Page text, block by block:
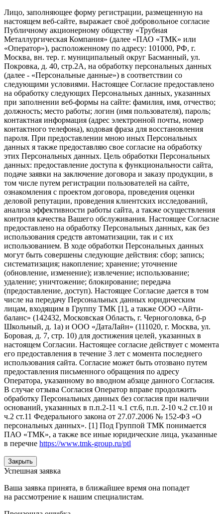
Лицо, заполняющее форму регистрации, размещенную на
настоящем веб-сайте, выражает своё добровольное согласие
Публичному акционерному обществу «Трубная
Металлургическая Компания» (далее «ПАО «ТМК» или
«Оператор»), расположенному по адресу: 101000, РФ, г.
Москва, вн. тер. г. муниципальный округ Басманный, ул.
Покровка, д. 40, стр.2А, на обработку персональных данных
(далее - «Персональные данные») в соответствии со
следующими условиями. Настоящее Согласие предоставлено
на обработку следующих Персональных данных, указанных
при заполнении веб-формы на сайте: фамилия, имя, отчество;
должность; место работы; логин (имя пользователя), пароль;
контактная информация (адрес электронной почты, номер
контактного телефона), кодовая фраза для восстановления
пароля. При предоставлении мною иных Персональных
данных я также предоставляю свое согласие на обработку
этих Персональных данных. Цель обработки Персональных
данных: предоставление доступа к функциональности сайта,
подаче заявки на заключение договора и заказу продукции, в
том числе путем регистрации пользователей на сайте,
ознакомления с проектом договора, проведения оценки
деловой репутации, проведения клиентских исследований,
анализа эффективности работы сайта, а также осуществления
контроля качества Вашего обслуживания. Настоящее Согласие
предоставлено на обработку Персональных данных, как без
использования средств автоматизации, так и с их
использованием. В ходе обработки Персональных данных
могут быть совершены следующие действия: сбор; запись;
систематизация; накопление; хранение; уточнение
(обновление, изменение); извлечение; использование;
удаление; уничтожение; блокирование; передача
(предоставление, доступ). Настоящее Согласие дается в том
числе на передачу Персональных данных юридическим
лицам, входящим в Группу ТМК [1], а также ООО «Айти-
баланс» (142432, Московская Область, г. Черноголовка, б-р
Школьный, д. 1а) и ООО «ДатаЛайн» (111020, г. Москва, ул.
Боровая, д. 7, стр. 10) для достижения целей, указанных в
настоящем Согласии. Настоящее согласие действует с момента
его предоставления в течение 3 лет с момента последнего
использования сайта. Согласие может быть отозвано путем
предоставления письменного обращения по адресу
Оператора, указанному во вводном абзаце данного Согласия.
В случае отзыва Согласия Оператор вправе продолжить
обработку Персональных данных без согласия при наличии
оснований, указанных в п.п.2-11 ч.1 ст.6, п.п. 2-10 ч.2 ст.10 и
ч.2 ст.11 Федерального закона от 27.07.2006 № 152-ФЗ «О
персональных данных». [1] Под Группой ТМК понимается
ПАО «ТМК», а также все иные юридические лица, указанные
в перечне https://www.tmk-group.ru/ptl
Закрыть
Успешная заявка
Ваша заявка принята, в ближайшее время она попадет
на рассмотрение к нашим специалистам.